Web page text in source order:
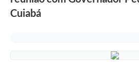
Cuiabá